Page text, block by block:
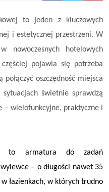
to jeden z kluczowych
i estetycznej przestrzeni. W
nowoczesnych hotelowych
pojawia się potrzeba
oszczędność miejsca
świetnie sprawdzą
– wielofunkcyjne, praktyczne i
to armatura do zadań
– o długości nawet 35
łazienkach, w których trudno